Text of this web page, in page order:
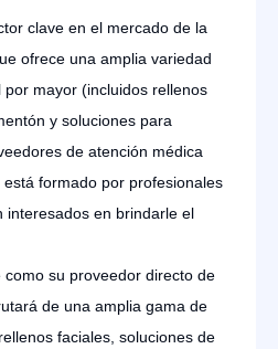
clave en el mercado de la
ofrece una amplia variedad
mayor (incluidos rellenos
y soluciones para
de atención médica
formado por profesionales
interesados en brindarle el
su proveedor directo de
de una amplia gama de
faciales, soluciones de